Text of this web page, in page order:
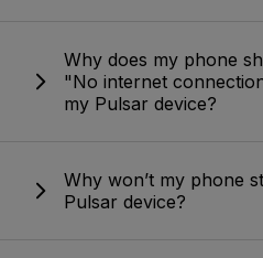
Why does my phone
"No internet
my Pulsar device?
Why won’t my phone
Pulsar device?